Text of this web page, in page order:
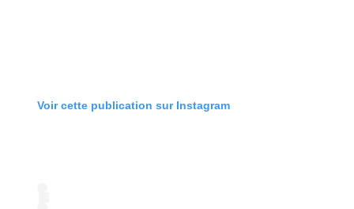
Voir cette publication sur Instagram